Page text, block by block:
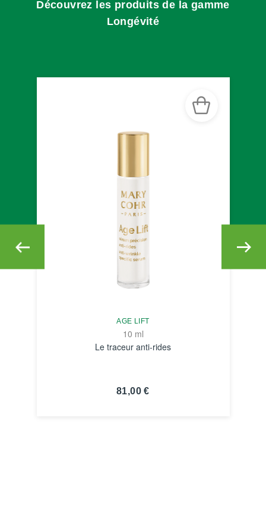
Découvrez les produits de la gamme
Longévité
AGE LIFT
10 ml
Le traceur anti-rides
81,00 €